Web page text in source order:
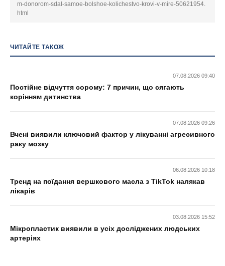
m-donorom-sdal-samoe-bolshoe-kolichestvo-krovi-v-mire-50621954.
html
ЧИТАЙТЕ ТАКОЖ
07.08.2026 09:40
Постійне відчуття сорому: 7 причин, що сягають
корінням дитинства
07.08.2026 09:26
Вчені виявили ключовий фактор у лікуванні агресивного
раку мозку
06.08.2026 10:18
Тренд на поїдання вершкового масла з TikTok налякав
лікарів
03.08.2026 15:52
Мікропластик виявили в усіх досліджених людських
артеріях